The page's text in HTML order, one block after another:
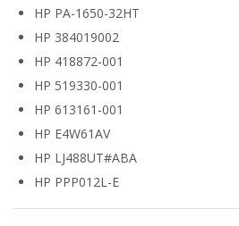
HP PA-1650-32HT
HP 384019002
HP 418872-001
HP 519330-001
HP 613161-001
HP E4W61AV
HP LJ488UT#ABA
HP PPP012L-E